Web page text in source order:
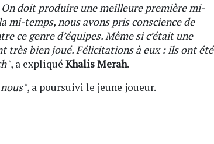
doit produire une meilleure première mi-
mi-temps, nous avons pris conscience de
ce genre d’équipes. Même si c’était une
très bien joué. Félicitations à eux : ils ont été
, a expliqué Khalis Merah.
, a poursuivi le jeune joueur.